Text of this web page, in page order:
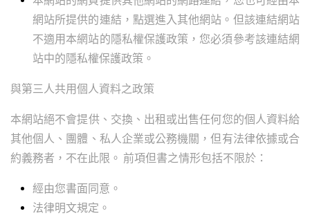
網站所提供的連結，點選進入其他網站。但該連結網站
不適用本網站的隱私權保護政策，您必須參考該連結網
站中的隱私權保護政策。
與第三人共用個人資料之政策
本網站絕不會提供、交換、出租或出售任何您的個人資料給
其他個人、團體、私人企業或公務機關，但有法律依據或合
約義務者，不在此限。 前項但書之情形包括不限於：
經由您書面同意。
法律明文規定。